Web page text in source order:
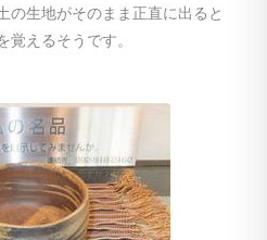
の生地がそのまま正直に出ると
覚えるそうです。